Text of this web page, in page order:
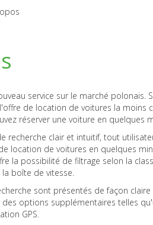
service sur le marché
de location de voitures la moins
réserver une voiture en quelques
recherche clair et intuitif, tout
location de voitures en quelques
la possibilité de filtrage selon la
boîte de vitesse.
sont présentés de façon
options supplémentaires telles
GPS.